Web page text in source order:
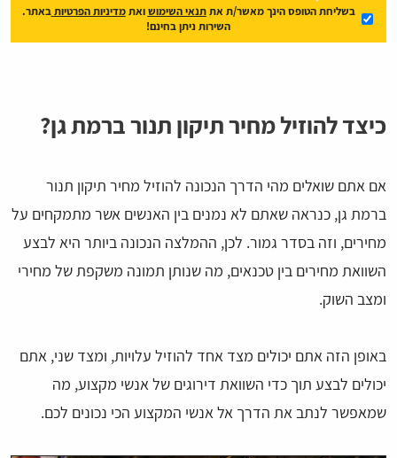
בשליחת הטופס הינך מאשר/ת אתתנאי השימושואתמדיניות הפרטיות באתר.
השירות ניתן בחינם!
כיצד להוזיל מחיר תיקון תנור ברמת גן?
אם אתם שואלים מהי הדרך הנכונה להוזיל מחיר תיקון תנור
ברמת גן, כנראה שאתם לא נמנים בין האנשים אשר מתמקחים על
מחירים, וזה בסדר גמור. לכן, ההמלצה הנכונה ביותר היא לבצע
השוואת מחירים בין טכנאים, מה שנותן תמונה משקפת של מחירי
ומצב השוק.
באופן הזה אתם יכולים מצד אחד להוזיל עלויות, ומצד שני, אתם
יכולים לבצע תוך כדי השוואת דירוגים של אנשי מקצוע, מה
שמאפשר לנתב את הדרך אל אנשי המקצוע הכי נכונים לכם.